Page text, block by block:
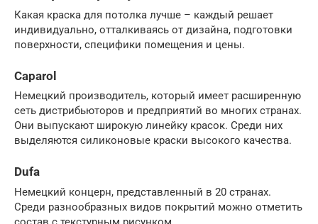
Какая краска для потолка лучше – каждый решает
индивидуально, отталкиваясь от дизайна, подготовки
поверхности, специфики помещения и цены.
Caparol
Немецкий производитель, который имеет расширенную
сеть дистрибьюторов и предприятий во многих странах.
Они выпускают широкую линейку красок. Среди них
выделяются силиконовые краски высокого качества.
Dufa
Немецкий концерн, представленный в 20 странах.
Среди разнообразных видов покрытий можно отметить